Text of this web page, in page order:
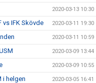
2020-03-13 10:30
vs IFK Skövde 2020-03-11 19:30
2020-03-11 10:59
2020-03-09 13:44
2020-03-09 10:55
i helgen 2020-03-05 16:41